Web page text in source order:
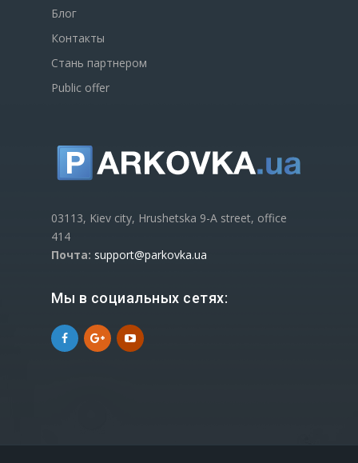
Блог
Контакты
Стань партнером
Public offer
03113, Kiev city, Hrushetska 9-A street, office
414
Почта: support@parkovka.ua
Мы в социальных сетях: